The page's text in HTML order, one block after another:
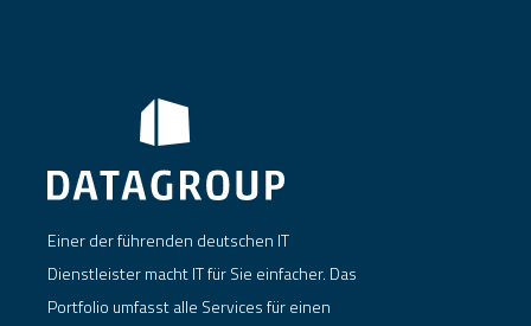
Einer der führenden deutschen IT
Dienstleister macht IT für Sie einfacher. Das
Portfolio umfasst alle Services für einen